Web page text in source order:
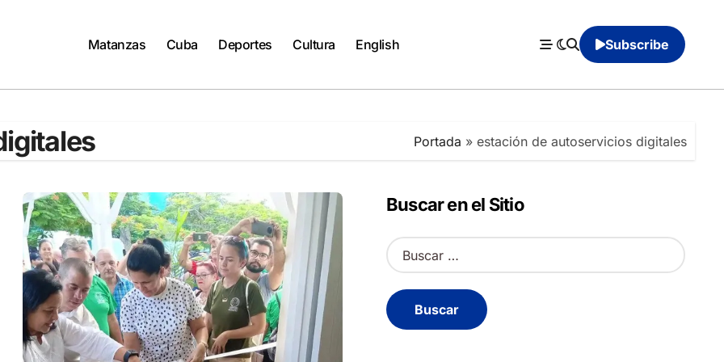
Matanzas Cuba Deportes Cultura English Subscribe
Portada » estación de autoservicios digitales
Buscar en el Sitio
B
u
c
a